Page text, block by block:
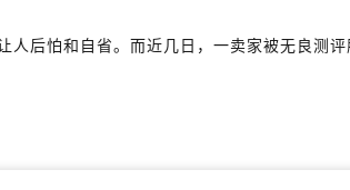
人后怕和自省。而近几日，一卖家被无良测